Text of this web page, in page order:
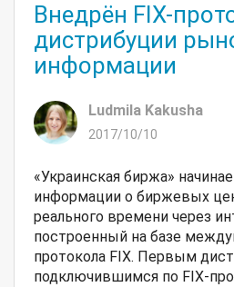
Внедрён FIX-
дистрибуции
информации
Ludmila Kakusha
2017/10/10
«Украинская биржа»
информации о биржевых
реального времени через
построенный на базе
протокола FIX. Первым
подключившимся по FIX-